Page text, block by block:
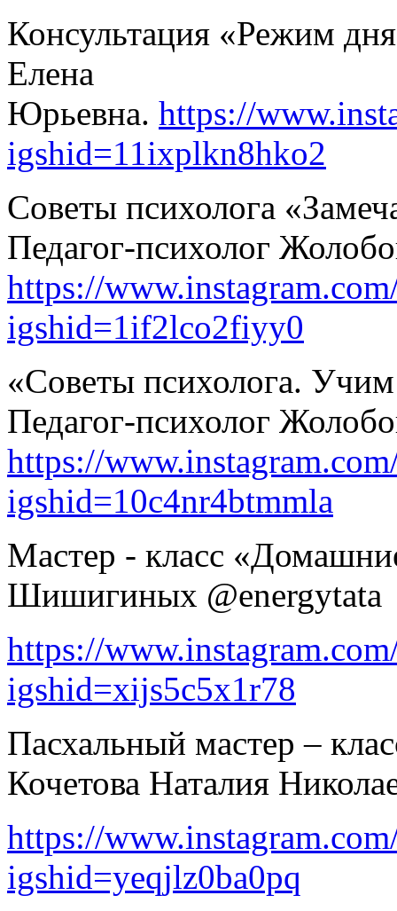
Консультация «Режим
Елена
Юрьевна. https://
igshid=11ixplkn8hko2
Советы психолога
Педагог-психолог
https://
igshid=1if2lco2fiyy0
«Советы психолога.
Педагог-психолог
https://
igshid=10c4nr4btmmla
Мастер - класс
Шишигиных @energytata
https://
igshid=xijs5c5x1r78
Пасхальный мастер –
Кочетова Наталия
https://
igshid=yeqjlz0ba0pq